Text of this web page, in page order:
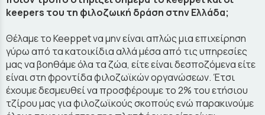
keepers του τη φιλοζωική δράση στην Ελλάδα;
Θέλαμε το Keeppet να μην είναι απλώς μια επιχείρηση
γύρω από τα κατοικίδια αλλά μέσα από τις υπηρεσίες
μας να βοηθάμε όλα τα ζώα, είτε είναι δεσποζόμενα είτε
είναι στη φροντίδα φιλοζωϊκών οργανώσεων. Έτσι
έχουμε δεσμευθεί να προσφέρουμε το 2% του ετήσιου
τζίρου μας για φιλοζωϊκούς σκοπούς ενώ παρακινούμε